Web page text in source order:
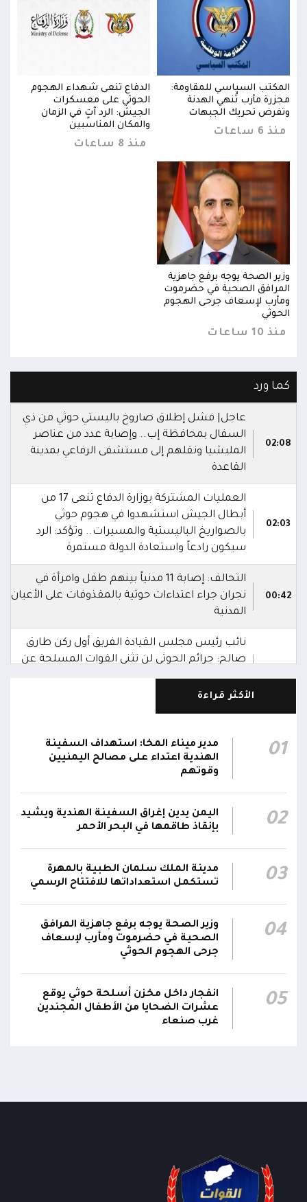
المكتب السياسي للمقاومة:
مجزرة مأرب تُنهي الهدنة
وتفرض تحريك الجبهات
منذ 6 ساعات
الدفاع تنعى شهداء الهجوم
الحوثي على معسكرات
الجيش: الرد آتٍ في الزمان
والمكان المناسبين
منذ 8 ساعات
وزير الصحة يوجه برفع جاهزية
المرافق الصحية في حضرموت
ومأرب لإسعاف جرحى الهجوم
الحوثي
منذ 10 ساعات
كما ورد
02:08
عاجل| فشل إطلاق صاروخ باليستي حوثي من ذي
السفال بمحافظة إب.. وإصابة عدد من عناصر
المليشيا ونقلهم إلى مستشفى الرفاعي بمدينة
القاعدة
02:03
العمليات المشتركة بوزارة الدفاع تنعى 17 من
أبطال الجيش استشهدوا في هجوم حوثي
بالصواريخ الباليستية والمسيرات.. وتؤكد: الرد
سيكون رادعاً واستعادة الدولة مستمرة
00:42
التحالف: إصابة 11 مدنياً بينهم طفل وامرأة في
نجران جراء اعتداءات حوثية بالمقذوفات على الأعيان
المدنية
نائب رئيس مجلس القيادة الفريق أول ركن طارق
صالح: جرائم الحوثي لن تثني القوات المسلحة عن
أداء واجبها الوطني واستعادة الدولة وعاصمتها
صنعاء
00:28
صالح يشيد بالروح القتالية العالية لكافة منتسبي
الفرقتين الأولى والثالثة وحسن التعامل مع الموقف
وثبات المقاتلين في مواقعهم
00:26
الفريق أول ركن طارق صالح يعزي في اتصالين
هاتفيين قائدي الفرقتين الأولى والثالثة طوارئ في
استشهاد عدد من الأبطال بالهجوم الحوثي الغادر
اللجنة الأمنية بحضرموت تدين هجوم مليشيا
الحوثي على القوات المسلحة وتؤكد استمرار
والاستقرار
23:05
جدد #المكتب_السياسي تمسكه بمواصلة النضال
واستعادة العاصمة صنعاء وإنهاء الانقلاب
الأكثر قراءة
01
مدير ميناء المخا: استهداف السفينة
الهندية اعتداء على مصالح اليمنيين
وقوتهم
02
اليمن يدين إغراق السفينة الهندية ويشيد
بإنقاذ طاقمها في البحر الأحمر
03
مدينة الملك سلمان الطبية بالمهرة
تستكمل استعداداتها للافتتاح الرسمي
04
وزير الصحة يوجه برفع جاهزية المرافق
الصحية في حضرموت ومأرب لإسعاف
جرحى الهجوم الحوثي
05
انفجار داخل مخزن أسلحة حوثي يوقع
عشرات الضحايا من الأطفال المجندين
غرب صنعاء